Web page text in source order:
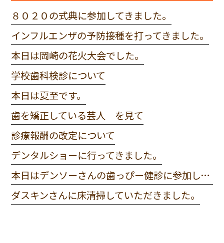
８０２０の式典に参加してきました。
インフルエンザの予防接種を打ってきました。
本日は岡崎の花火大会でした。
学校歯科検診について
本日は夏至です。
歯を矯正している芸人 を見て
診療報酬の改定について
デンタルショーに行ってきました。
本日はデンソーさんの歯っぴー健診に参加してきました。
ダスキンさんに床清掃していただきました。